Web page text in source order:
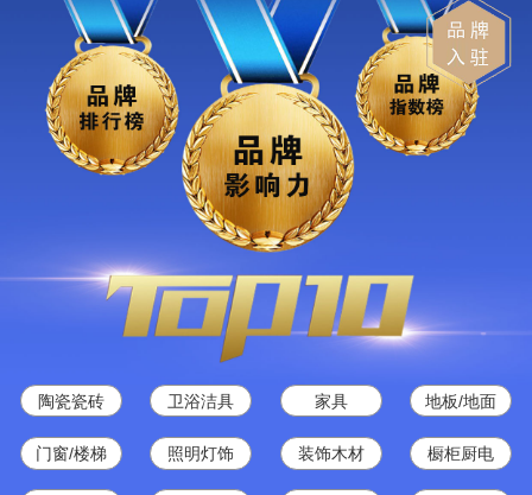
陶瓷瓷砖 卫浴洁具 家具 地板/地面
门窗/楼梯 照明灯饰 装饰木材 橱柜厨电